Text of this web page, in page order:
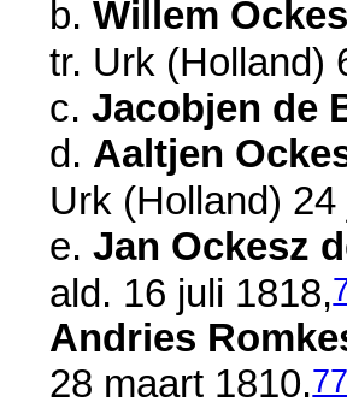
b.Willem
tr. Urk (Holland)
c.Jacobjen de
d. Aaltjen
Urk (Holland)
e.Jan Ockesz
ald. 16 juli 1818,
Andries
28 maart 1810.77